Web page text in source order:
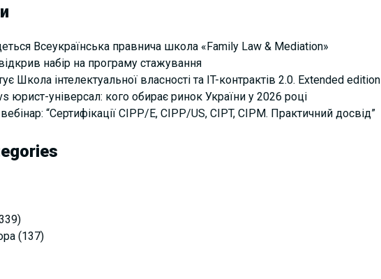
Всеукраїнська правнича школа «Family Law & Mediation»
набір на програму стажування
Школа інтелектуальної власності та IT-контрактів 2.0. Extended edition
юрист-універсал: кого обирає ринок України у 2026 році
“Сертифікації СІРР/Е, CIPP/US, CIPT, CIPM. Практичний досвід”
(137)